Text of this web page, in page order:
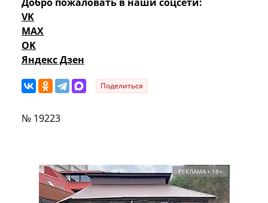
VK
MAX
OK
Яндекс Дзен
Поделиться
№ 19223
РЕКЛАМА • 18+